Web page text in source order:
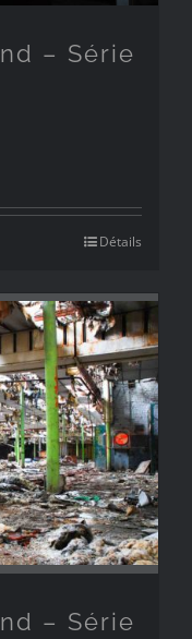
– Série
Détails
– Série